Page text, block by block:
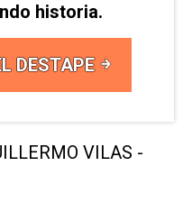
historia.
DESTAPE
VILAS -